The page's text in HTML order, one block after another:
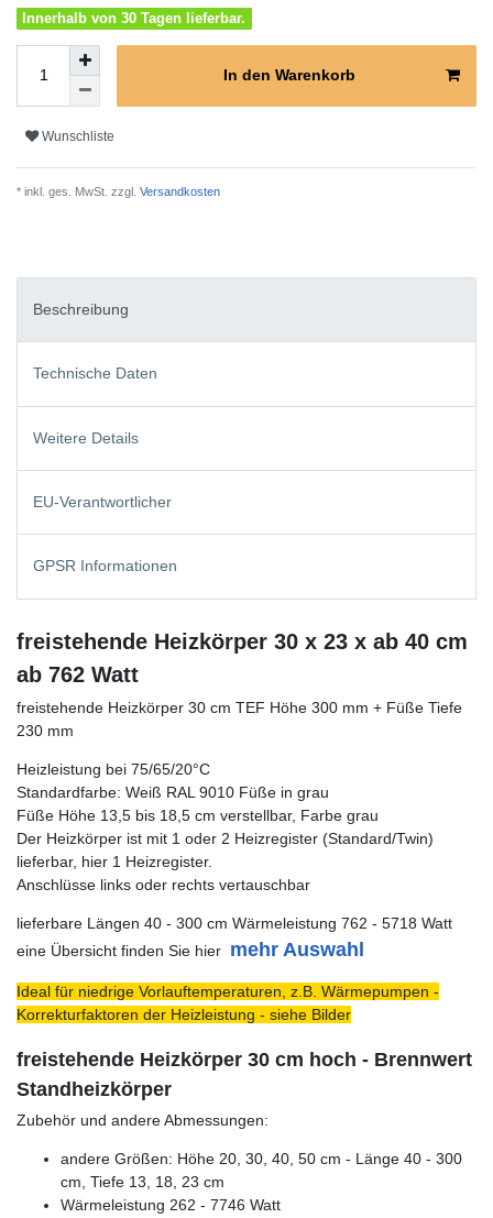
Innerhalb von 30 Tagen lieferbar.
In den Warenkorb
Wunschliste
* inkl. ges. MwSt. zzgl. Versandkosten
Beschreibung
Technische Daten
Weitere Details
EU-Verantwortlicher
GPSR Informationen
freistehende Heizkörper 30 x 23 x ab 40 cm
ab 762 Watt
freistehende Heizkörper 30 cm TEF Höhe 300 mm + Füße Tiefe
230 mm
Heizleistung bei 75/65/20°C
Standardfarbe: Weiß RAL 9010 Füße in grau
Füße Höhe 13,5 bis 18,5 cm verstellbar, Farbe grau
Der Heizkörper ist mit 1 oder 2 Heizregister (Standard/Twin)
lieferbar, hier 1 Heizregister.
Anschlüsse links oder rechts vertauschbar
lieferbare Längen 40 - 300 cm Wärmeleistung 762 - 5718 Watt
eine Übersicht finden Sie hier mehr Auswahl
Ideal für niedrige Vorlauftemperaturen, z.B. Wärmepumpen -
Korrekturfaktoren der Heizleistung - siehe Bilder
freistehende Heizkörper 30 cm hoch - Brennwert
Standheizkörper
Zubehör und andere Abmessungen:
andere Größen: Höhe 20, 30, 40, 50 cm - Länge 40 - 300
cm, Tiefe 13, 18, 23 cm
Wärmeleistung 262 - 7746 Watt